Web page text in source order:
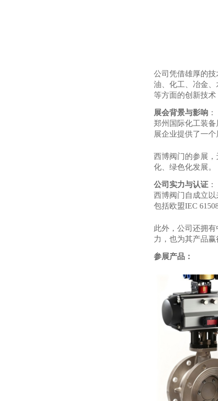
公司凭借雄厚的
油、化工、冶金
等方面的创新技
展会背景与影响 ：
郑州国际化工装
展企业提供了一
西博阀门的参展
化、绿色化发展。
公司实力与认证 ：
西博阀门自成立
包括欧盟IEC
此外，公司还拥
力，也为其产品
参展产品：